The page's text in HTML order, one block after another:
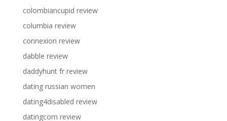
colombiancupid review
columbia review
connexion review
dabble review
daddyhunt fr review
dating russian women
dating4disabled review
datingcom review